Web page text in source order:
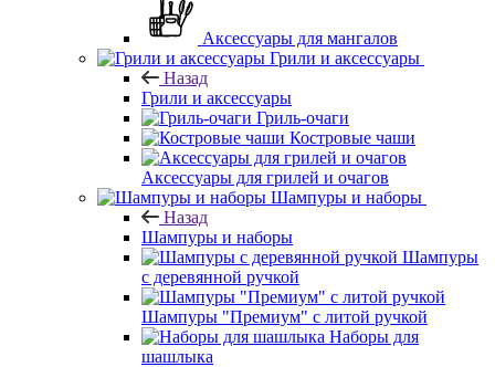
Аксессуары для мангалов
Грили и аксессуары
Назад
Грили и аксессуары
Гриль-очаги
Костровые чаши
Аксессуары для грилей и очагов
Шампуры и наборы
Назад
Шампуры и наборы
Шампуры
с деревянной ручкой
Шампуры "Премиум" с литой ручкой
Наборы для
шашлыка